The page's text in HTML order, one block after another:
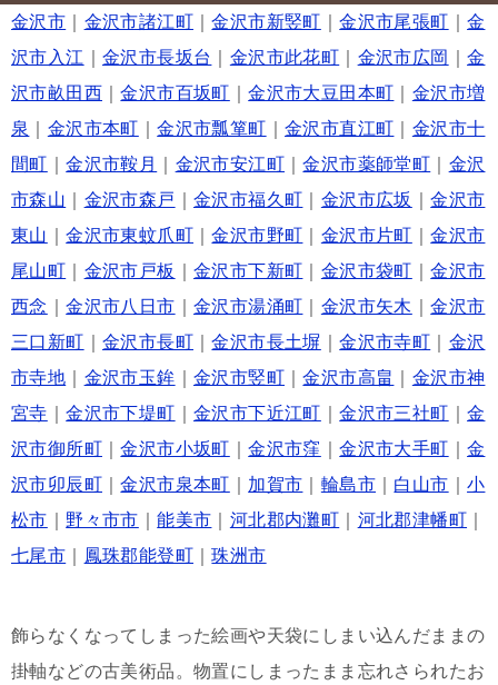
金沢市 金沢市諸江町 ｜金沢市新竪町 ｜金沢市尾張町 ｜金
沢市入江 ｜金沢市長坂台 金沢市此花町 金沢市広岡 ｜金
沢市畝田西
｜金沢市百坂町 ｜金沢市大豆田本町
金沢市増
泉
金沢市本町 ｜金沢市瓢箪町 ｜金沢市直江町
金沢市十
間町
｜金沢市鞍月 金沢市安江町 ｜金沢市薬師堂町
金沢
市森山
金沢市森戸 ｜金沢市福久町 金沢市広坂 ｜金沢市
東山
｜金沢市東蚊爪町 ｜金沢市野町 金沢市片町 ｜金沢市
尾山町
金沢市戸板 ｜金沢市下新町 金沢市袋町 ｜金沢市
西念
｜金沢市八日市 ｜金沢市湯涌町 金沢市矢木 ｜金沢市
三口新町
｜金沢市長町 ｜金沢市長土塀 ｜金沢市寺町
金沢
市寺地
金沢市玉鉾 ｜金沢市竪町 ｜金沢市高畠
金沢市神
宮寺 ｜金沢市下堤町 ｜金沢市下近江町 ｜金沢市三社町 ｜金
沢市御所町
｜金沢市小坂町 ｜金沢市窪 ｜金沢市大手町 ｜金
沢市卯辰町
｜金沢市泉本町 加賀市 輪島市 白山市 ｜小
松市 ｜野々市市 ｜能美市 河北郡内灘町 河北郡津幡町
七尾市
鳳珠郡能登町 ｜珠洲市
飾らなくなってしまった絵画や天袋にしまい込んだままの
掛軸などの古美術品。物置にしまったまま忘れさられたお